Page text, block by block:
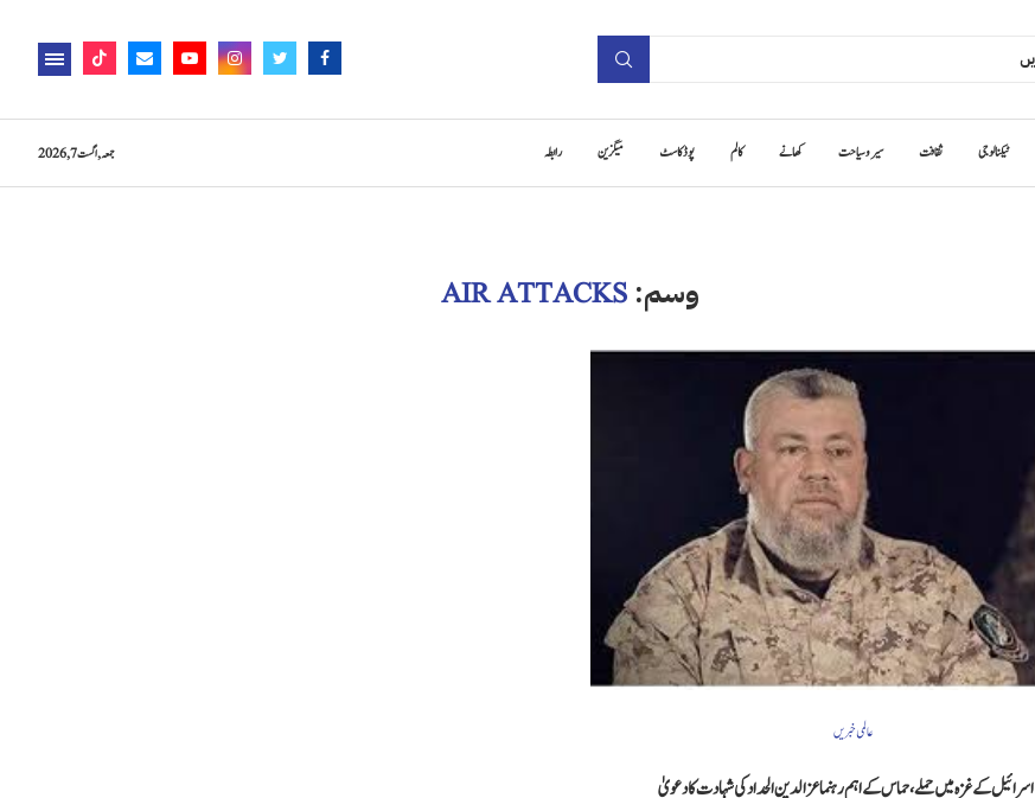
ٹیکنالوجی ثقافت سیر و سیاحت کھانے کالم پوڈ کاسٹ میگزین رابطہ جمعہ, اگست 7, 2026
وسم:AIR ATTACKS
عالمی خبریں
اسرائیل کے غزہ میں حملے، حماس کے اہم رہنما عزالدین الحداد کی شہادت کا دعویٰ